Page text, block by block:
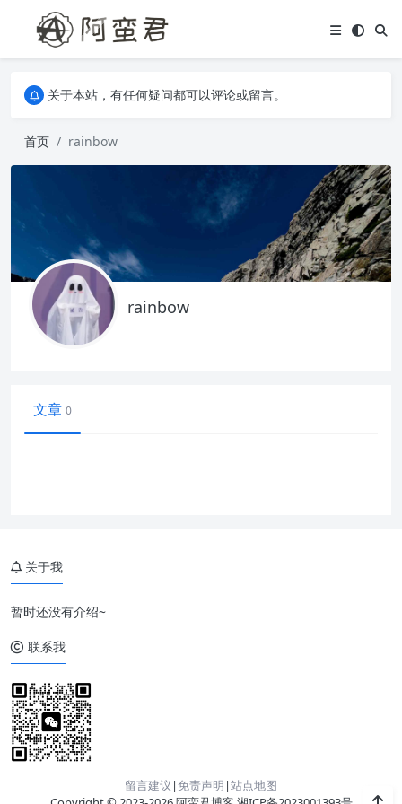
关于本站，有任何疑问都可以评论或留言。
关于本站，有任何疑问都可以评论或留言。
首页
rainbow
rainbow
文章 0
关于我
暂时还没有介绍~
联系我
留言建议 |免责声明 |站点地图